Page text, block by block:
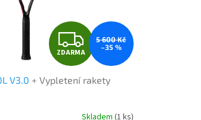
Z
D
A
R
ZDARMA
5 600 Kč
–35 %
V3.0 + Vypletení rakety
Skladem (1 ks)